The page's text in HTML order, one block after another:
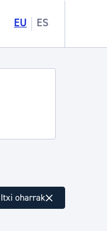
EU ES
Itxi oharrak